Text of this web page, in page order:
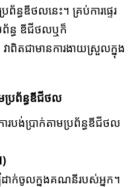
ន្ធឌីថលនេះ។ គ្រប់ការផ្ទេរ
ព័ន្ធ​ ឌីជីថលឬក៏
ពិតជាមានការងាយស្រួលក្នុង
មប្រព័ន្ធឌីជីថល
ារបង់ប្រាក់តាមប្រព័ន្ធឌីជីថល
ាក់ចូលក្នុងគណនីរបស់អ្នក។